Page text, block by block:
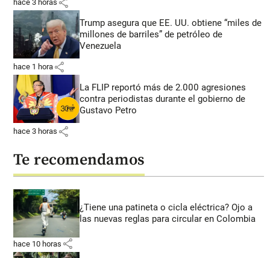
hace 3 horas
Trump asegura que EE. UU. obtiene “miles de
millones de barriles” de petróleo de
Venezuela
hace 1 hora share
La FLIP reportó más de 2.000 agresiones
contra periodistas durante el gobierno de
Gustavo Petro
hace 3 horas share
Te recomendamos
¿Tiene una patineta o cicla eléctrica? Ojo a
las nuevas reglas para circular en Colombia
hace 10 horas share